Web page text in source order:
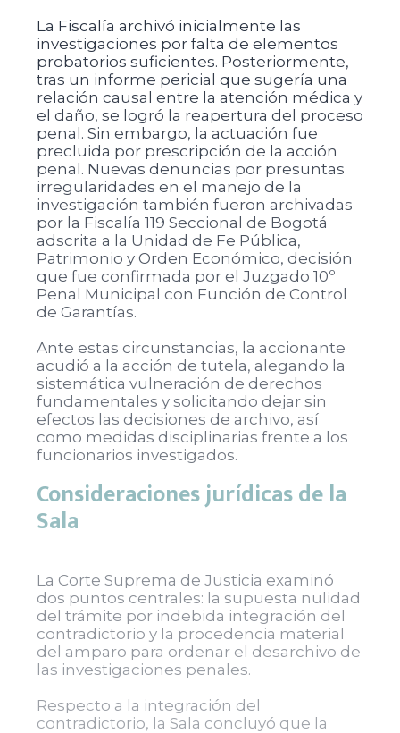
La Fiscalía archivó inicialmente las
investigaciones por falta de elementos
probatorios suficientes. Posteriormente,
tras un informe pericial que sugería una
relación causal entre la atención médica y
el daño, se logró la reapertura del proceso
penal. Sin embargo, la actuación fue
precluida por prescripción de la acción
penal. Nuevas denuncias por presuntas
irregularidades en el manejo de la
investigación también fueron archivadas
por la Fiscalía 119 Seccional de Bogotá
adscrita a la Unidad de Fe Pública,
Patrimonio y Orden Económico, decisión
que fue confirmada por el Juzgado 10º
Penal Municipal con Función de Control
de Garantías.
Ante estas circunstancias, la accionante
acudió a la acción de tutela, alegando la
sistemática vulneración de derechos
fundamentales y solicitando dejar sin
efectos las decisiones de archivo, así
como medidas disciplinarias frente a los
funcionarios investigados.
Consideraciones jurídicas de la
Sala
La Corte Suprema de Justicia examinó
dos puntos centrales: la supuesta nulidad
del trámite por indebida integración del
contradictorio y la procedencia material
del amparo para ordenar el desarchivo de
las investigaciones penales.
Respecto a la integración del
contradictorio, la Sala concluyó que la